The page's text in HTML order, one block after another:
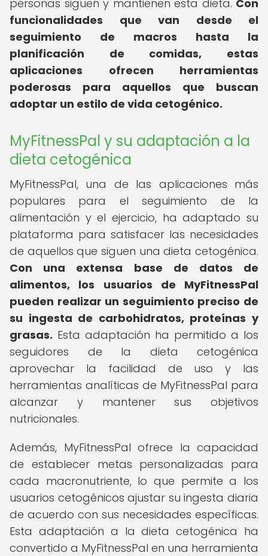
personas siguen y mantienen esta dieta. Con
funcionalidades que van desde el
seguimiento de macros hasta la
planificación de comidas, estas
aplicaciones ofrecen herramientas
poderosas para aquellos que buscan
adoptar un estilo de vida cetogénico.
MyFitnessPal y su adaptación a la
dieta cetogénica
MyFitnessPal, una de las aplicaciones más
populares para el seguimiento de la
alimentación y el ejercicio, ha adaptado su
plataforma para satisfacer las necesidades
de aquellos que siguen una dieta cetogénica.
Con una extensa base de datos de
alimentos, los usuarios de MyFitnessPal
pueden realizar un seguimiento preciso de
su ingesta de carbohidratos, proteínas y
grasas. Esta adaptación ha permitido a los
seguidores de la dieta cetogénica
aprovechar la facilidad de uso y las
herramientas analíticas de MyFitnessPal para
alcanzar y mantener sus objetivos
nutricionales.
Además, MyFitnessPal ofrece la capacidad
de establecer metas personalizadas para
cada macronutriente, lo que permite a los
usuarios cetogénicos ajustar su ingesta diaria
de acuerdo con sus necesidades específicas.
Esta adaptación a la dieta cetogénica ha
convertido a MyFitnessPal en una herramienta